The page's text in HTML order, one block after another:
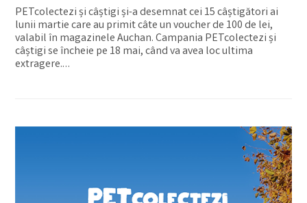
PETcolectezi și câștigi și-a desemnat cei 15 câștigători ai
lunii martie care au primit câte un voucher de 100 de lei,
valabil în magazinele Auchan. Campania PETcolectezi și
câștigi se încheie pe 18 mai, când va avea loc ultima
extragere.…